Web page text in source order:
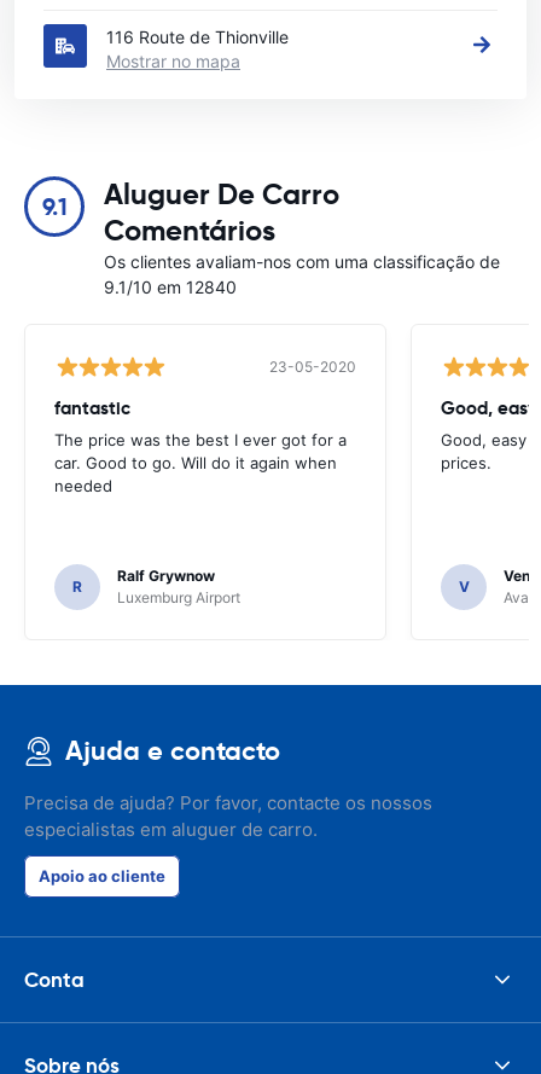
116 Route de Thionville
Mostrar no mapa
9.1
Aluguer De Carro
Comentários
Os clientes avaliam-nos com uma classificação de
9.1/10 em 12840
23-05-2020
fantastic
The price was the best I ever got for a
car. Good to go. Will do it again when
needed
R
Ralf Grywnow
Luxemburg Airport
Good,
Good, easy
prices.
V
Ajuda e contacto
Precisa de ajuda? Por favor, contacte os nossos
especialistas em aluguer de carro.
Apoio ao cliente
Conta
Sobre nós